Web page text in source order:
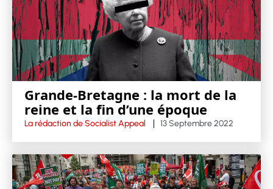
Grande-Bretagne : la mort de la
reine et la fin d’une époque
La rédaction de Socialist Appeal 13 Septembre 2022